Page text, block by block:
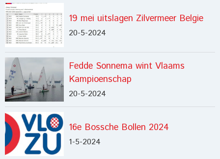
19 mei uitslagen Zilvermeer Belgie
20-5-2024
Fedde Sonnema wint Vlaams
Kampioenschap
20-5-2024
16e Bossche Bollen 2024
1-5-2024